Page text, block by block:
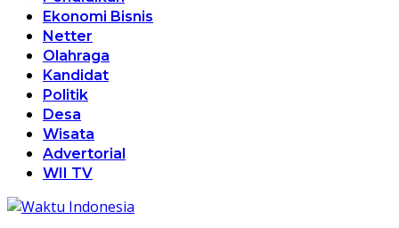
Ekonomi Bisnis
Netter
Olahraga
Kandidat
Politik
Desa
Wisata
Advertorial
WII TV